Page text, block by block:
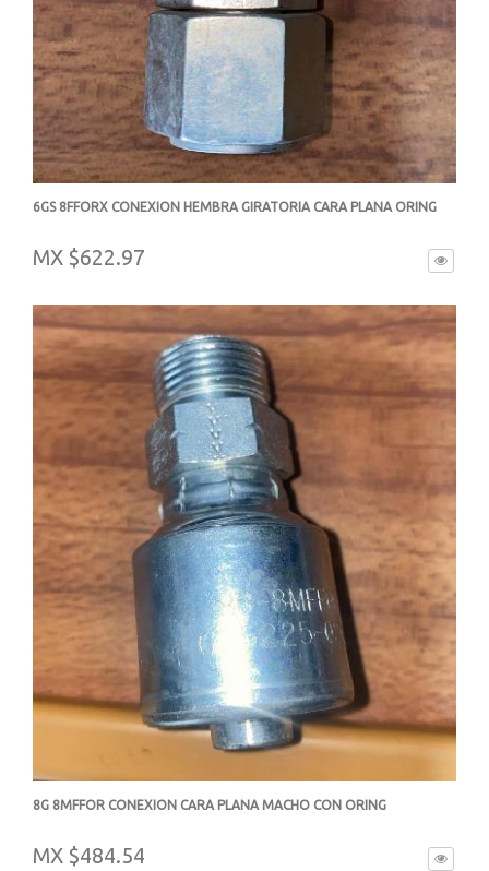
6GS 8FFORX CONEXION HEMBRA GIRATORIA CARA PLANA ORING
MX $622.97
8G 8MFFOR CONEXION CARA PLANA MACHO CON ORING
MX $484.54